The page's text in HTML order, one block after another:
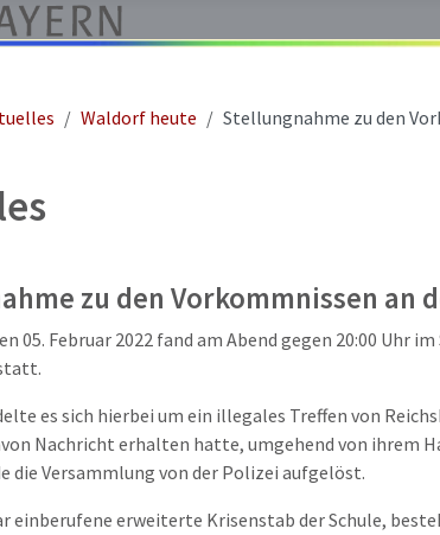
Waldorf heute Stellungnahme zu den
zu den Vorkommnissen an
05. Februar 2022 fand am Abend gegen 20:00 Uhr
es sich hierbei um ein illegales Treffen von
Nachricht erhalten hatte, umgehend von ihrem
die Versammlung von der Polizei aufgelöst.
einberufene erweiterte Krisenstab der Schule,